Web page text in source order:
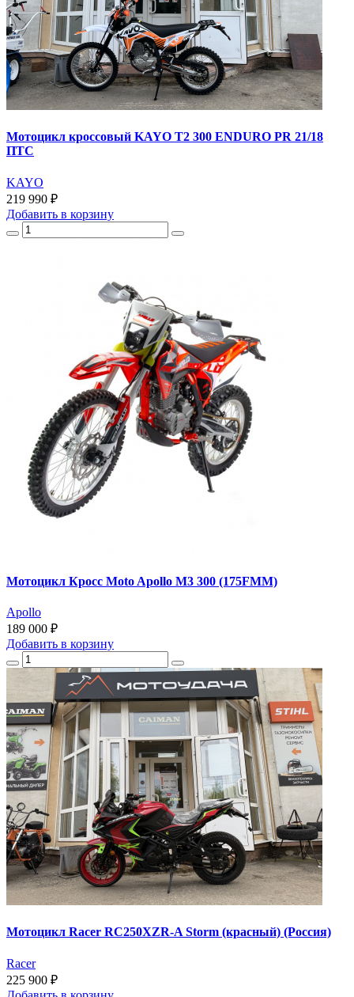
Мотоцикл кроссовый KAYO T2 300 ENDURO PR 21/18
ПТС
KAYO
219 990 ₽
Добавить в корзину
Мотоцикл Кросс Moto Apollo M3 300 (175FMM)
Apollo
189 000 ₽
Добавить в корзину
Мотоцикл Racer RC250XZR-A Storm (красный) (Россия)
Racer
225 900 ₽